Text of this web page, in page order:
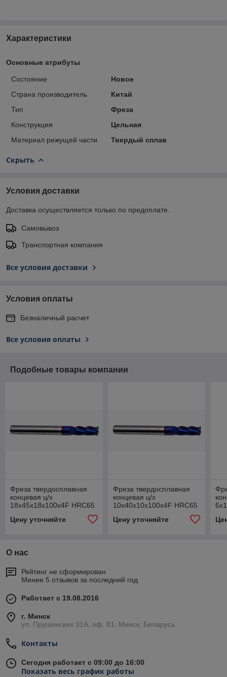
Характеристики
Основные атрибуты
Состояние
Новое
Страна производитель
Китай
Тип
Фреза
Конструкция
Цельная
Материал режущей части
Твердый сплав
Скрыть
Условия доставки
Доставка осуществляется только по предоплате.
Самовывоз
Транспортная компания
Все условия доставки
Условия оплаты
Безналичный расчет
Все условия оплаты
Подобные товары компании
Фреза твердосплавная
концевая ц/х
18х45х18х100х4F HRC65
Цену уточняйте
Фреза твердосплавная
концевая ц/х
10x40x10x100x4F HRC65
Цену уточняйте
О нас
Рейтинг не сформирован
Менее 5 отзывов за последний год
Работает с 19.08.2016
г. Минск
ул. Прушинских 31А, оф. 81, Минск, Беларусь
Контакты
Сегодня работает с 09:00 до 16:00
Показать весь график работы